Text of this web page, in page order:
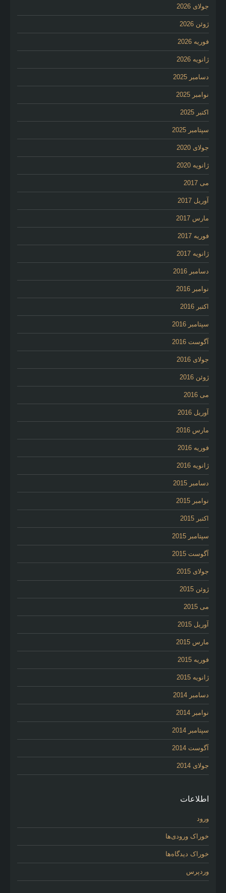
جولای 2026
ژوئن 2026
فوریه 2026
ژانویه 2026
دسامبر 2025
نوامبر 2025
اکتبر 2025
سپتامبر 2025
جولای 2020
ژانویه 2020
می 2017
آوریل 2017
مارس 2017
فوریه 2017
ژانویه 2017
دسامبر 2016
نوامبر 2016
اکتبر 2016
سپتامبر 2016
آگوست 2016
جولای 2016
ژوئن 2016
می 2016
آوریل 2016
مارس 2016
فوریه 2016
ژانویه 2016
دسامبر 2015
نوامبر 2015
اکتبر 2015
سپتامبر 2015
آگوست 2015
جولای 2015
ژوئن 2015
می 2015
آوریل 2015
مارس 2015
فوریه 2015
ژانویه 2015
دسامبر 2014
نوامبر 2014
سپتامبر 2014
آگوست 2014
جولای 2014
اطلاعات
ورود
خوراک ورودی‌ها
خوراک دیدگاه‌ها
وردپرس